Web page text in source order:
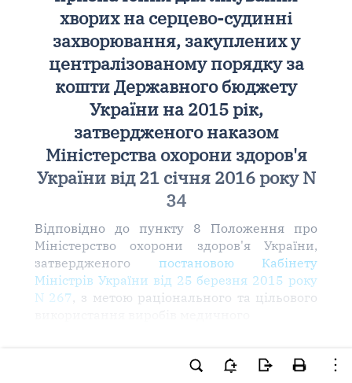
хворих на серцево-судинні
захворювання, закуплених у
централізованому порядку за
кошти Державного бюджету
України на 2015 рік,
затвердженого наказом
Міністерства охорони здоров'я
України від 21 січня 2016 року N
34
Відповідно до пункту 8 Положення про
Міністерство охорони здоров'я України,
затвердженого постановою Кабінету
Міністрів України від 25 березня 2015 року
N 267 , з метою раціонального та цільового